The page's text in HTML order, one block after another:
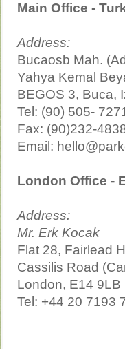
Main Office -
Address:
Bucaosb Mah.
Yahya Kemal
BEGOS 3, Buca,
Tel: (90) 505-
Fax: (90)232-
Email:
London Office -
Address:
Mr. Erk Kocak
Flat 28, Fairlead
Cassilis Road
London, E14 9LB
Tel: +44 20 7193